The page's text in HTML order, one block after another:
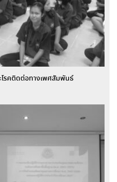
โรคติดต่อทางเพศสัมพันธ์